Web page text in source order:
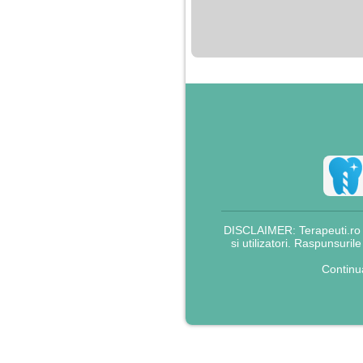
pentru bani.
DISCLAIMER:
si utilizatori.